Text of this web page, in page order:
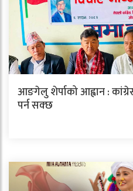
आङगेलु शेर्पाको आह्वान :
पर्न सक्छ